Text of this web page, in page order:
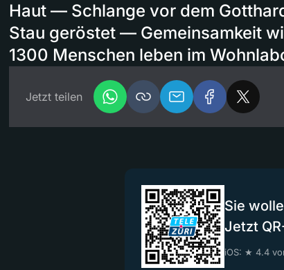
Haut — Schlange vor dem
Stau geröstet — Gemeinsamkeit
1300 Menschen leben im
Jetzt teilen
Sie
Jetzt
iOS: ★ 4.4